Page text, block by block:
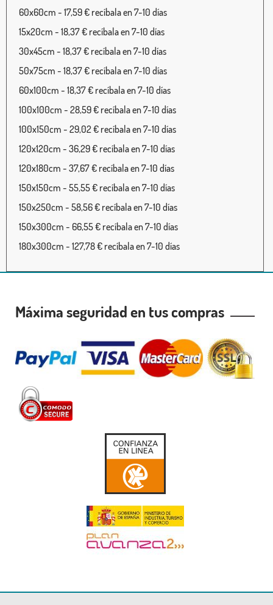
60x60cm - 17,59 € recíbala en 7-10 días
15x20cm - 18,37 € recíbala en 7-10 días
30x45cm - 18,37 € recíbala en 7-10 días
50x75cm - 18,37 € recíbala en 7-10 días
60x100cm - 18,37 € recíbala en 7-10 días
100x100cm - 28,59 € recíbala en 7-10 días
100x150cm - 29,02 € recíbala en 7-10 días
120x120cm - 36,29 € recíbala en 7-10 días
120x180cm - 37,67 € recíbala en 7-10 días
150x150cm - 55,55 € recíbala en 7-10 días
150x250cm - 58,56 € recíbala en 7-10 días
150x300cm - 66,55 € recíbala en 7-10 días
180x300cm - 127,78 € recíbala en 7-10 días
Máxima seguridad en tus compras